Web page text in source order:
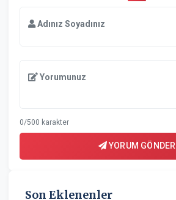
Adınız Soyadınız
Yorumunuz
0/500 karakter
YORUM GÖNDER
Son Eklenenler